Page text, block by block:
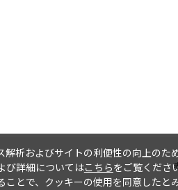
解析およびサイトの利便性の向上の
び詳細についてはこちらをご覧くださ
とで、クッキーの使用を同意したと